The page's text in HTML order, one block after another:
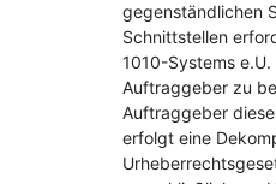
gegenständlichen
Schnittstellen
1010-Systems
Auftraggeber zu
Auftraggeber
erfolgt eine